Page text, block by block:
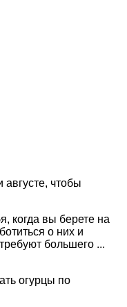
августе, чтобы
когда вы берете на
о них и
большего ...
огурцы по